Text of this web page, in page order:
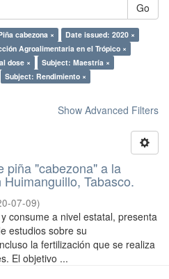
Go
cabezona ×
Date issued: 2020 ×
Agroalimentaria en el Trópico ×
dose ×
Subject: Maestría ×
Subject: Rendimiento ×
Show Advanced Filters
piña "cabezona" a la
Tabasco.
07-09)
consume a nivel estatal, presenta
estudios sobre su
la fertilización que se realiza
El objetivo ...